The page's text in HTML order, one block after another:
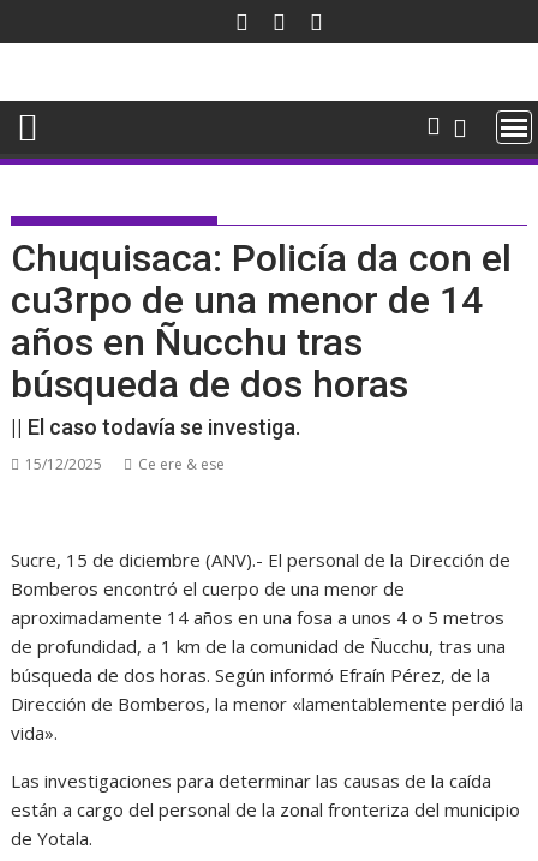
al
Chuquisaca: Policía da con el
cu3rpo de una menor de 14
años en Ñucchu tras
búsqueda de dos horas
|| El caso todavía se investiga.
15/12/2025 Ce ere & ese
Sucre, 15 de diciembre (ANV).- El personal de la Dirección de
Bomberos encontró el cuerpo de una menor de
aproximadamente 14 años en una fosa a unos 4 o 5 metros
de profundidad, a 1 km de la comunidad de Ñucchu, tras una
búsqueda de dos horas. Según informó Efraín Pérez, de la
Dirección de Bomberos, la menor «lamentablemente perdió la
vida».
Las investigaciones para determinar las causas de la caída
están a cargo del personal de la zonal fronteriza del municipio
de Yotala.